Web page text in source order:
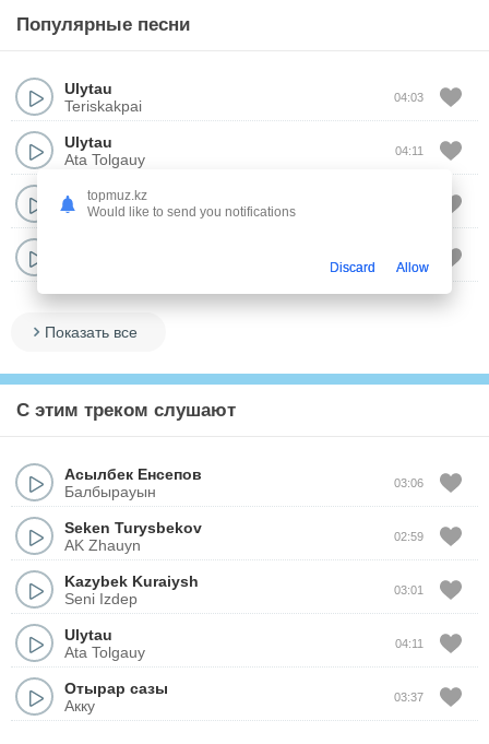
Популярные песни
Ulytau
Teriskakpai
04:03
Ulytau
Ata Tolgauy
04:11
Ulytau
Konyl Tolkyny
Показать все
С этим треком слушают
Асылбек Енсепов
Балбырауын
03:06
Seken Turysbekov
AK Zhauyn
02:59
Kazybek Kuraiysh
Seni Izdep
03:01
Ulytau
Ata Tolgauy
04:11
Отырар сазы
Акку
03:37
topmuz.kz
Would like to send you notifications
Discard Allow